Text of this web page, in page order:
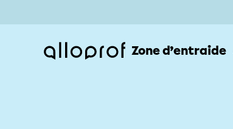
Zone d’entraide